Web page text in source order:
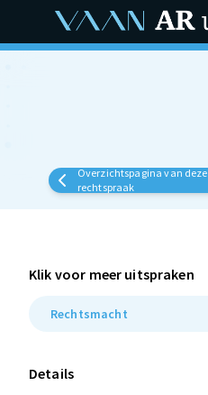
Overzichtspagina van deze
rechtspraak
Klik voor meer uitspraken
Rechtsmacht
Details